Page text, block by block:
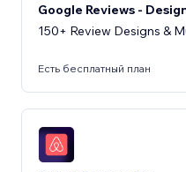
Google Reviews -
150+ Review Designs &
Есть бесплатный план